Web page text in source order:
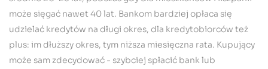
może sięgać nawet 40 lat. Bankom bardziej opłaca się
udzielać kredytów na długi okres, dla kredytobiorców też
plus: im dłuższy okres, tym niższa miesięczna rata. Kupujący
może sam zdecydować - szybciej spłacić bank lub